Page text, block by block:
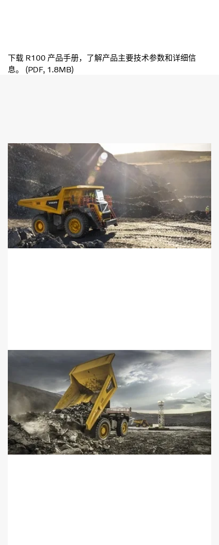
下载 R100 产品手册，了解产品主要技术参数和详细信
息。 (PDF, 1.8MB)